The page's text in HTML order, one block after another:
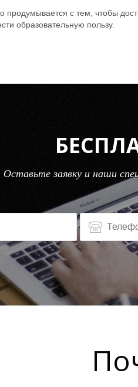
продумывается с тем, чтобы
образовательную пользу.
Оставьте заявку и наши